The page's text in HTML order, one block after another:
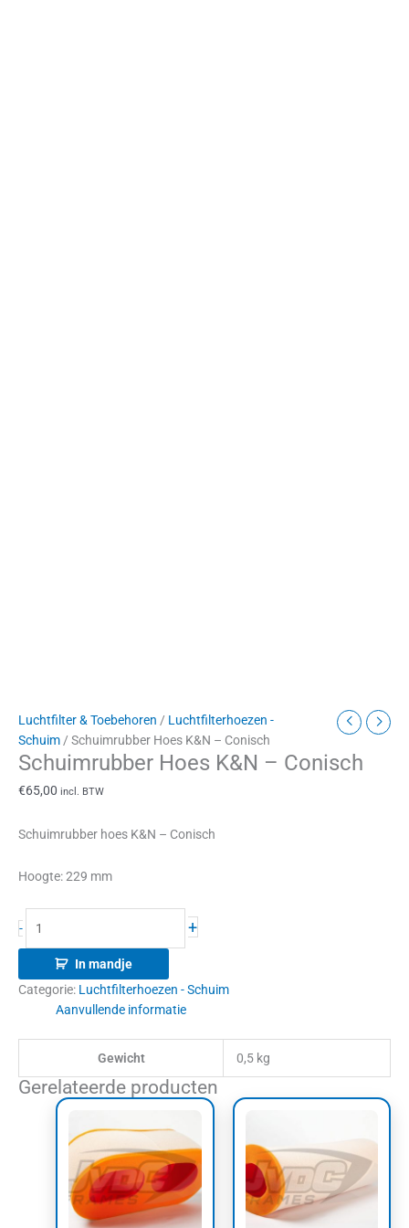
Luchtfilter & Toebehoren / Luchtfilterhoezen -
Schuim/ Schuimrubber Hoes K&N – Conisch
Schuimrubber Hoes K&N – Conisch
€65,00 incl. BTW
Schuimrubber hoes K&N – Conisch
Hoogte: 229 mm
- +
In mandje
Categorie: Luchtfilterhoezen - Schuim
Aanvullende informatie
Gewicht 0,5 kg
Gerelateerde producten
Prijsklasse:
tot
€60,50
product
heeft
meerdere
variaties.
Deze
Prijsklasse:
€44,00
heeft
meerdere
variaties.
Deze